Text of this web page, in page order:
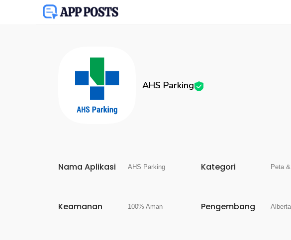
AHS Parking
Nama Aplikasi AHS Parking Kategori
Keamanan 100% Aman Pengembang